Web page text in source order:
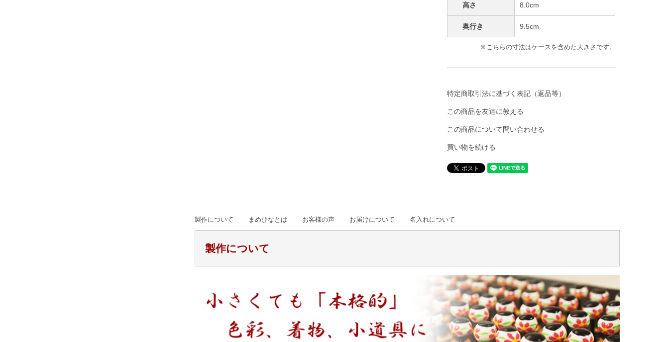
高さ 8.0cm
奥行き 9.5cm
※こちらの寸法はケースを含めた大きさです。
特定商取引法に基づく表記（返品等）
この商品を友達に教える
この商品について問い合わせる
買い物を続ける
製作について まめひなとは お客様の声 お届けについて 名入れについて
製作について